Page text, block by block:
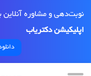
نوبت‌دهی و مشاوره
اپلیکیشن دکتریاب